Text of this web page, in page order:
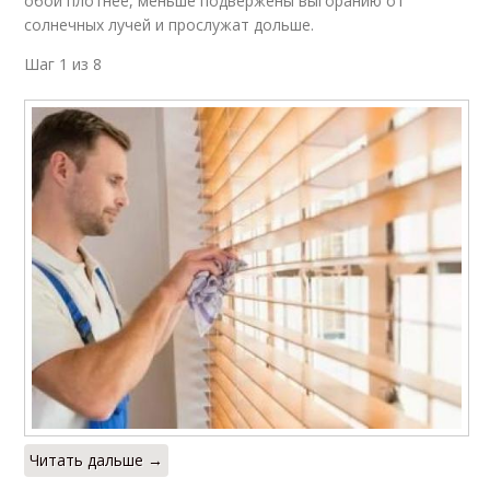
солнечных лучей и прослужат дольше.
Шаг 1 из 8
Читать дальше →